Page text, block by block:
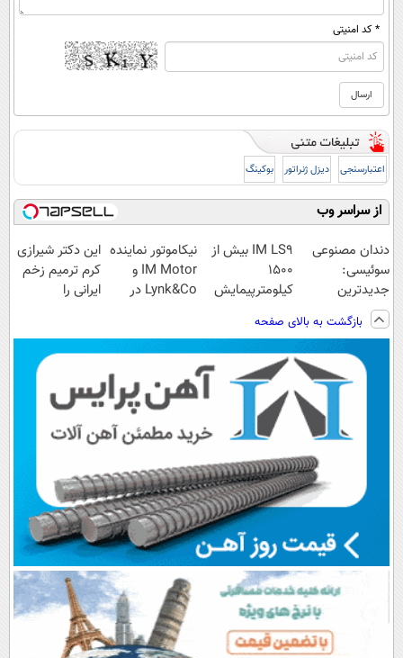
* کد امنیتی
اعتبارسنجی دیزل ژنراتور بوکینگ
از سراسر وب
دندان مصنوعی
سوئیسی:
جدیدترین
فناوری اروپا،
سبک و مقاوم |
پرداخت قسطی
IM LS9 بیش از
1500
کیلومترپیمایش
نیکاموتور نماینده
IM Motor و
Lynk&Co در
این دکتر شیرازی
کرم ترمیم زخم
ایرانی را
بازگشت به بالای صفحه